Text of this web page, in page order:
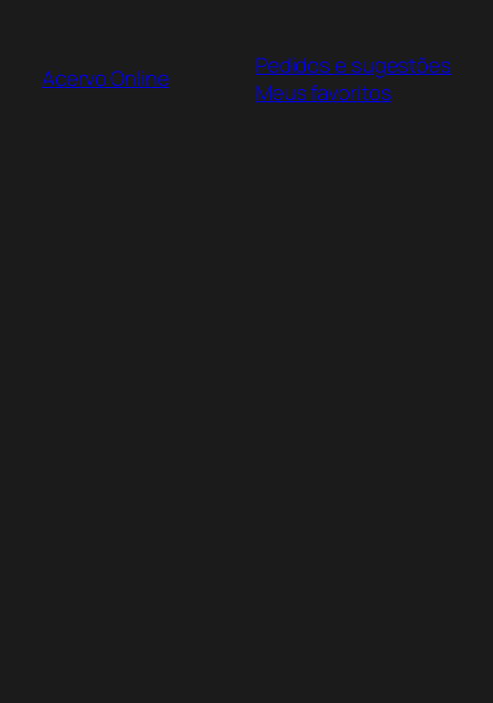
Acervo Online
Pedidos e sugestões
Meus favoritos